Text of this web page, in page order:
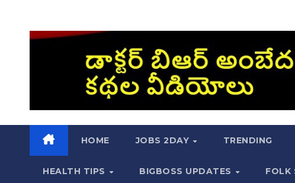
HOME JOBS 2DAY TRENDING
HEALTH TIPS BIGBOSS UPDATES FOLK